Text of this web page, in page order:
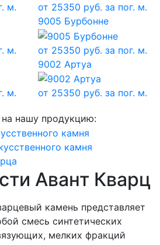
м. от 25350 руб. за пог. м.
м.
9005 Бурбонне
от 25350 руб. за пог. м.
м.
9002 Артуа
от 25350 руб. за пог. м.
нашу продукцию:
камня
камня
Авант Кварц
камень представляет
смесь синтетических
мелких фракций